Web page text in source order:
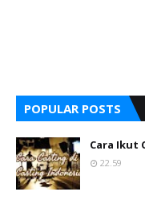
POPULAR POSTS
Cara Ikut
22.59